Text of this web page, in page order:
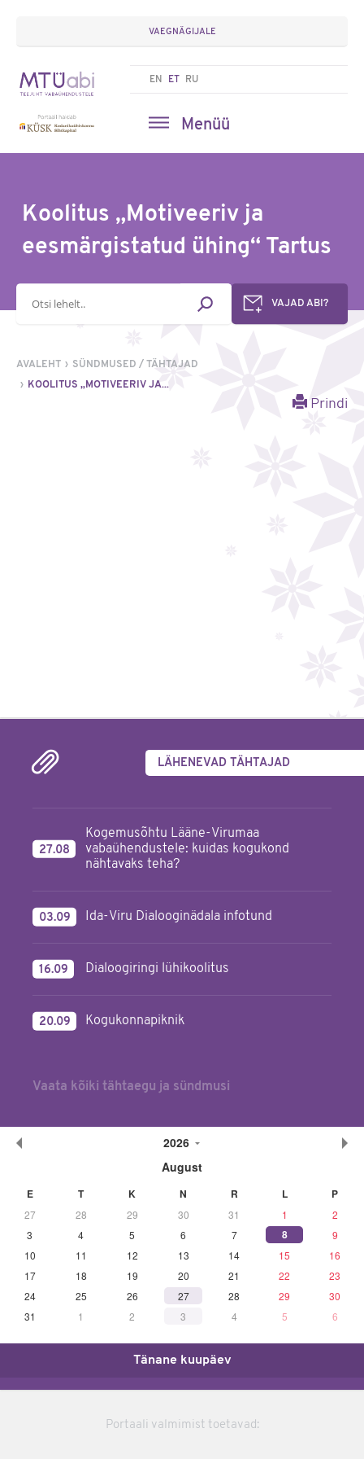
VAEGNÄGIJALE
EN ET RU
Menüü
Koolitus „Motiveeriv ja
eesmärgistatud ühing“ Tartus
Otsisõna
VAJAD ABI?
AVALEHT SÜNDMUSED / TÄHTAJAD
KOOLITUS „MOTIVEERIV JA...
Prindi
LÄHENEVAD TÄHTAJAD
27.08
Kogemusõhtu Lääne-Virumaa
vabaühendustele: kuidas kogukond
nähtavaks teha?
03.09 Ida-Viru Dialooginädala infotund
16.09 Dialoogiringi lühikoolitus
20.09 Kogukonnapiknik
Vaata kõiki tähtaegu ja sündmusi
2026
August
E T K N R L P
27 28 29 30 31 1
2
3
4 5 6 7 8
9
10
11 12 13 14 15
16
17
18 19 20 21 22
23
24
25 26 27 28 29
30
31
1 2 3 4 5 6
Tänane kuupäev
Portaali valmimist toetavad: